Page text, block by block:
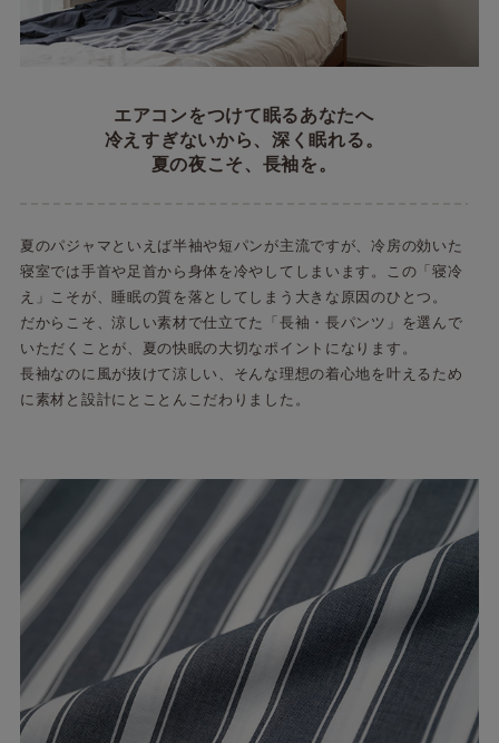
エアコンをつけて眠るあなたへ
冷えすぎないから、深く眠れる。
夏の夜こそ、長袖を。
夏のパジャマといえば半袖や短パンが主流ですが、冷房の効いた
寝室では手首や足首から身体を冷やしてしまいます。この「寝冷
え」こそが、睡眠の質を落としてしまう大きな原因のひとつ。
だからこそ、涼しい素材で仕立てた「長袖・長パンツ」を選んで
いただくことが、夏の快眠の大切なポイントになります。
長袖なのに風が抜けて涼しい、そんな理想の着心地を叶えるため
に素材と設計にとことんこだわりました。